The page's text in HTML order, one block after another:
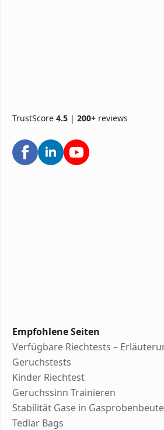
TrustScore 4.5 | 200+ reviews
Empfohlene Seiten
Verfügbare Riechtests –
Geruchstests
Kinder Riechtest
Geruchssinn Trainieren
Stabilität Gase in
Tedlar Bags